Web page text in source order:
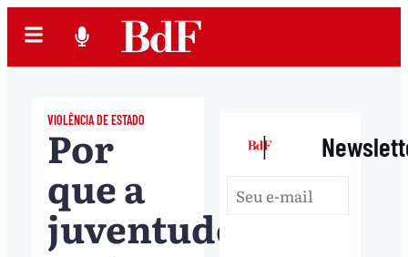
VIOLÊNCIA DE ESTADO
Por
que a
juventude
|